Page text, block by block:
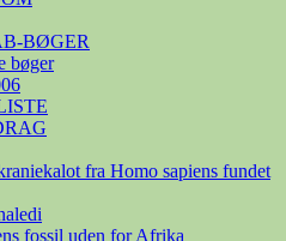
BØGER
bøger
fra Homo sapiens fundet
fossil uden for Afrika